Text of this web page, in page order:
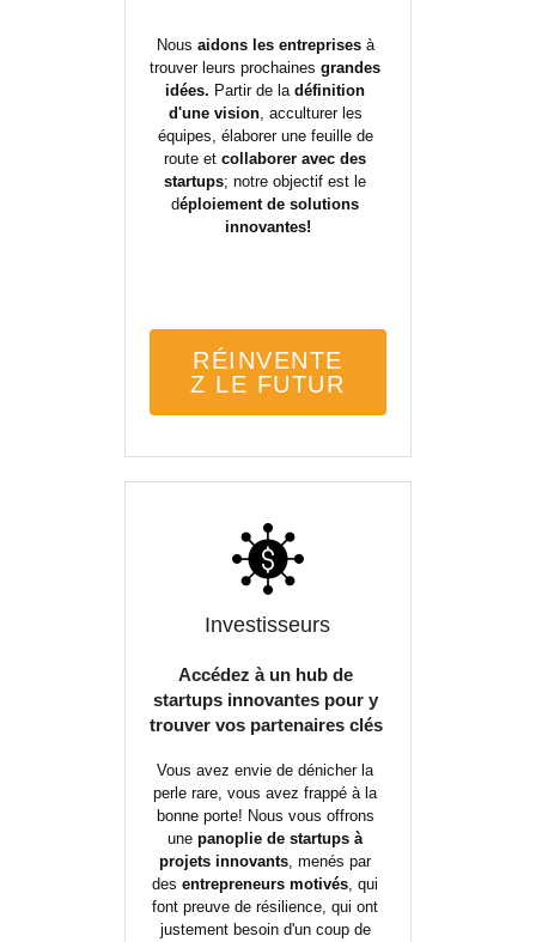
Nous aidons les entreprises à
trouver leurs prochaines grandes
idées. Partir de la définition
d'une vision, acculturer les
équipes, élaborer une feuille de
route et collaborer avec des
startups; notre objectif est le
déploiement de solutions
innovantes!
RÉINVENTE
Z LE FUTUR
Investisseurs
Accédez à un hub de
startups innovantes pour y
trouver vos partenaires clés
Vous avez envie de dénicher la
perle rare, vous avez frappé à la
bonne porte! Nous vous offrons
une panoplie de startups à
projets innovants, menés par
des entrepreneurs motivés, qui
font preuve de résilience, qui ont
justement besoin d'un coup de